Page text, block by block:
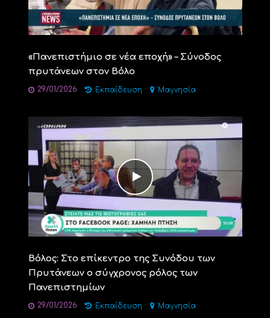
«Πανεπιστήμιο σε νέα εποχή» – Σύνοδος
πρυτάνεων στον Βόλο
29/01/2026 Εκπαίδευση Μαγνησία
Βόλος: Στο επίκεντρο της Συνόδου των
Πρυτάνεων ο σύγχρονος ρόλος των
Πανεπιστημίων
29/01/2026 Εκπαίδευση Μαγνησία